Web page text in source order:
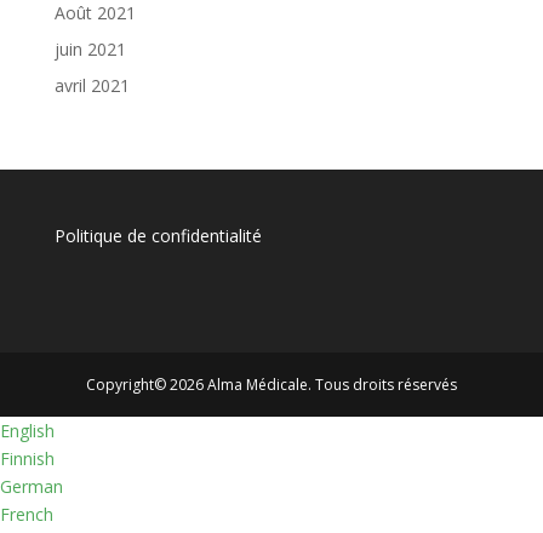
Août 2021
juin 2021
avril 2021
Politique de confidentialité
Copyright© 2026 Alma Médicale. Tous droits réservés
English
Finnish
German
French